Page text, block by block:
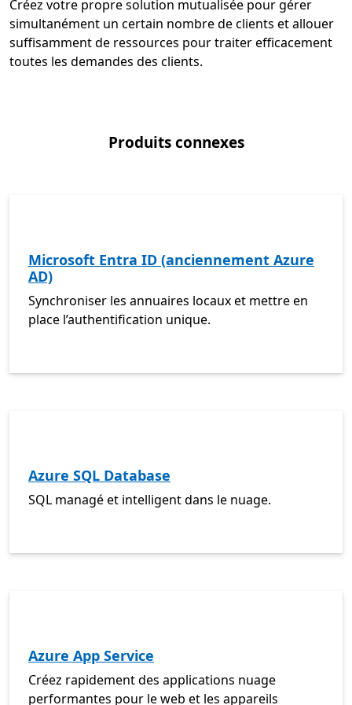
Créez votre propre solution mutualisée pour gérer
simultanément un certain nombre de clients et allouer
suffisamment de ressources pour traiter efficacement
toutes les demandes des clients.
Produits connexes
Microsoft Entra ID (anciennement Azure
AD)
Synchroniser les annuaires locaux et mettre en
place l’authentification unique.
Azure SQL Database
SQL managé et intelligent dans le nuage.
Azure App Service
Créez rapidement des applications nuage
performantes pour le web et les appareils